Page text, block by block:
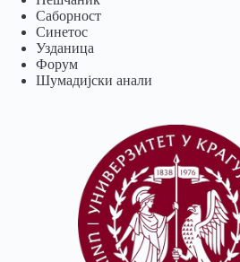
Саборност
Синетос
Узданица
Форум
Шумадијски анали